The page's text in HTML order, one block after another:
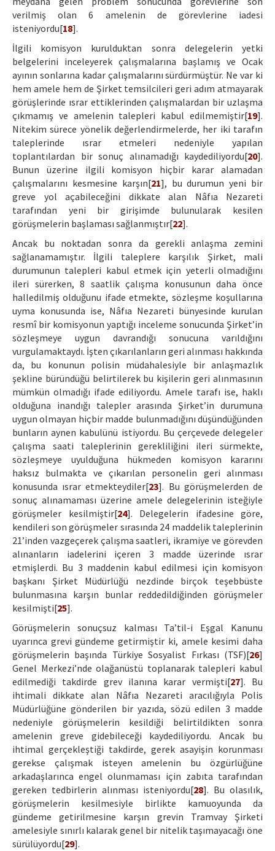
verilmiş olan 6 amelenin de görevlerine iadesi
isteniyordu[18].
İlgili komisyon kurulduktan sonra delegelerin yetki
belgelerini inceleyerek çalışmalarına başlamış ve Ocak
ayının sonlarına kadar çalışmalarını sürdürmüştür. Ne var ki
hem amele hem de Şirket temsilcileri geri adım atmayarak
görüşlerinde ısrar ettiklerinden çalışmalardan bir uzlaşma
çıkmamış ve amelenin talepleri kabul edilmemiştir[19].
Nitekim sürece yönelik değerlendirmelerde, her iki tarafın
taleplerinde ısrar etmeleri nedeniyle yapılan
toplantılardan bir sonuç alınamadığı kaydediliyordu[20].
Bunun üzerine ilgili komisyon hiçbir karar alamadan
çalışmalarını kesmesine karşın[21], bu durumun yeni bir
greve yol açabileceğini dikkate alan Nâfıa Nezareti
tarafından yeni bir girişimde bulunularak kesilen
görüşmelerin başlaması sağlanmıştır[22].
Ancak bu noktadan sonra da gerekli anlaşma zemini
sağlanamamıştır. İlgili taleplere karşılık Şirket, mali
durumunun talepleri kabul etmek için yeterli olmadığını
ileri sürerken, 8 saatlik çalışma konusunun daha önce
halledilmiş olduğunu ifade etmekte, sözleşme koşullarına
uyma konusunda ise, Nâfıa Nezareti bünyesinde kurulan
resmî bir komisyonun yaptığı inceleme sonucunda Şirket’in
sözleşmeye uygun davrandığı sonucuna varıldığını
vurgulamaktaydı. İşten çıkarılanların geri alınması hakkında
da, bu konunun polisin müdahalesiyle bir anlaşmazlık
şekline büründüğü belirtilerek bu kişilerin geri alınmasının
mümkün olmadığı ifade ediliyordu. Amele tarafı ise, haklı
olduğuna inandığı talepler arasında Şirket’in durumuna
uygun olmayan hiçbir madde bulunmadığını düşündüğünden
bunların aynen kabulünü istiyordu. Bu çerçevede delegeler
çalışma saati taleplerinin gerekliliğini ileri sürmekte,
sözleşmeye uyulduğuna hükmeden komisyon kararını
haksız bulmakta ve çıkarılan personelin geri alınması
konusunda ısrar etmekteydiler[23]. Bu görüşmelerden de
sonuç alınamaması üzerine amele delegelerinin isteğiyle
görüşmeler kesilmiştir[24]. Delegelerin ifadesine göre,
kendileri son görüşmeler sırasında 24 maddelik taleplerinin
21’inden vazgeçerek çalışma saatleri, ikramiye ve görevden
alınanların iadelerini içeren 3 madde üzerinde ısrar
etmişlerdi. Bu 3 maddenin kabul edilmesi için komisyon
başkanı Şirket Müdürlüğü nezdinde birçok teşebbüste
bulunmasına karşın bunlar reddedildiğinden görüşmeler
kesilmişti[25].
Görüşmelerin sonuçsuz kalması Ta’til-i Eşgal Kanunu
uyarınca grevi gündeme getirmiştir ki, amele kesimi daha
görüşmelerin başında Türkiye Sosyalist Fırkası (TSF)[26]
Genel Merkezi’nde olağanüstü toplanarak talepleri kabul
edilmediği takdirde grev ilanına karar vermişti[27]. Bu
ihtimali dikkate alan Nâfıa Nezareti aracılığıyla Polis
Müdürlüğüne gönderilen bir yazıda, sözü edilen 3 madde
nedeniyle görüşmelerin kesildiği belirtildikten sonra
amelenin greve gidebileceği kaydediliyordu. Ancak bu
ihtimal gerçekleştiği takdirde, gerek asayişin korunması
gerekse çalışmak isteyen amelenin bu özgürlüğüne
arkadaşlarınca engel olunmaması için zabıta tarafından
gereken tedbirlerin alınması isteniyordu[28]. Bu olasılık,
görüşmelerin kesilmesiyle birlikte kamuoyunda da
gündeme getirilmesine karşın grevin Tramvay Şirketi
amelesiyle sınırlı kalarak genel bir nitelik taşımayacağı öne
sürülüyordu[29].